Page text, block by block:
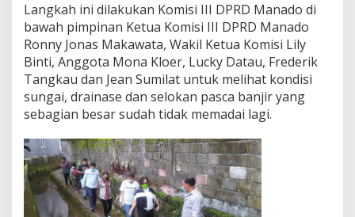
Langkah ini dilakukan Komisi III DPRD Manado di
bawah pimpinan Ketua Komisi III DPRD Manado
Ronny Jonas Makawata, Wakil Ketua Komisi Lily
Binti, Anggota Mona Kloer, Lucky Datau, Frederik
Tangkau dan Jean Sumilat untuk melihat kondisi
sungai, drainase dan selokan pasca banjir yang
sebagian besar sudah tidak memadai lagi.